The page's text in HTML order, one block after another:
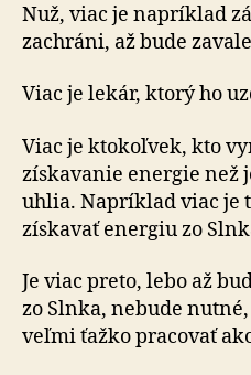
Nuž, viac je napríklad
zachráni, až bude
Viac je lekár, ktorý ho
Viac je ktokoľvek, kto
získavanie energie než
uhlia. Napríklad viac je
získavať energiu zo
Je viac preto, lebo až
zo Slnka, nebude
veľmi ťažko pracovať